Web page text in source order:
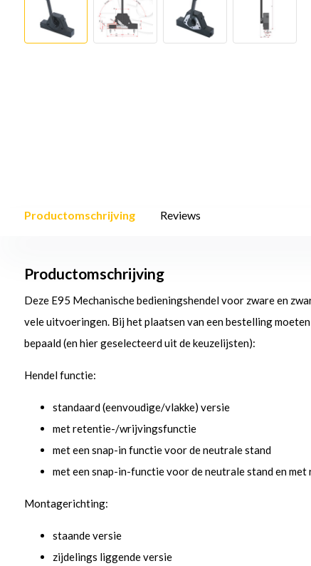
Productomschrijving Reviews
Productomschrijving
Deze E95 Mechanische bedieningshendel voor zware en
vele uitvoeringen. Bij het plaatsen van een bestelling
bepaald (en hier geselecteerd uit de keuzelijsten):
Hendel functie:
standaard (eenvoudige/vlakke) versie
met retentie-/wrijvingsfunctie
met een snap-in functie voor de neutrale stand
met een snap-in-functie voor de neutrale stand en
Montagerichting:
staande versie
zijdelings liggende versie